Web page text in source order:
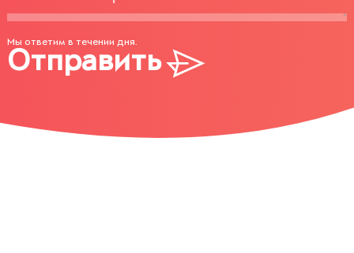
Мы ответим в течении дня.
Отправить